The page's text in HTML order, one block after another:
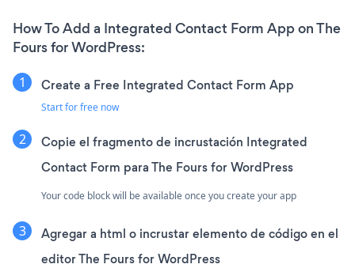
How To Add a Integrated Contact Form App on The
Fours for WordPress:
Create a Free Integrated Contact Form App
Start for free now
Copie el fragmento de incrustación Integrated
Contact Form para The Fours for WordPress
Your code block will be available once you create your app
Agregar a html o incrustar elemento de código en el
editor The Fours for WordPress